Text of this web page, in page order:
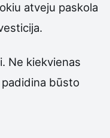
atveju paskola
Ne kiekvienas
būsto